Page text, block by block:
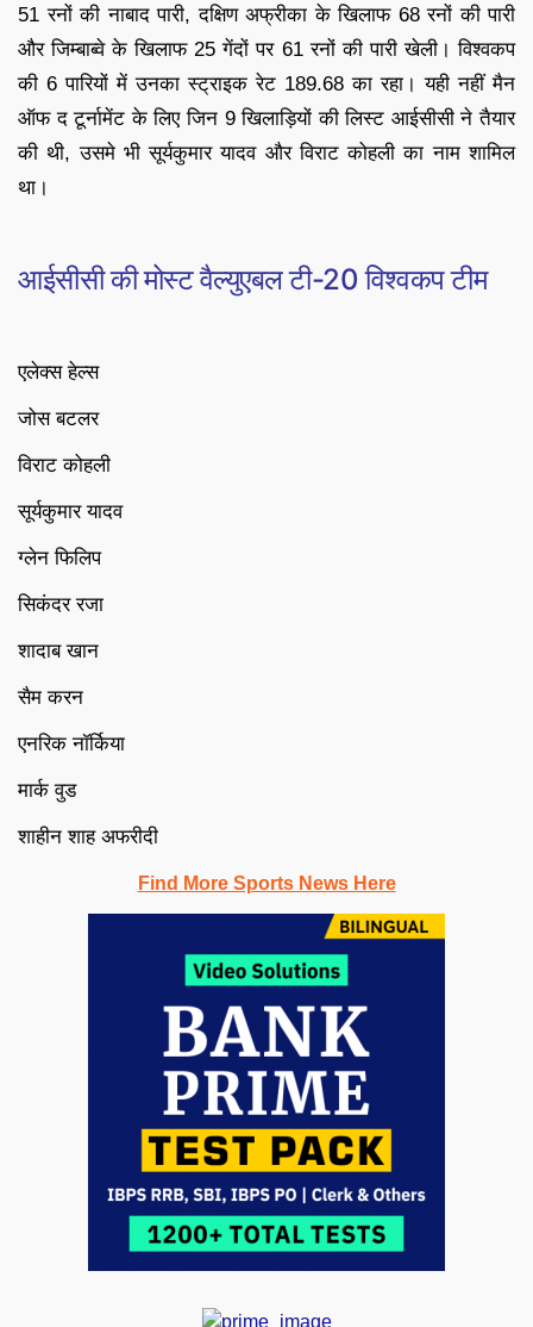
51 रनों की नाबाद पारी, दक्षिण अफ्रीका के खिलाफ 68 रनों की पारी
और जिम्बाब्वे के खिलाफ 25 गेंदों पर 61 रनों की पारी खेली। विश्वकप
की 6 पारियों में उनका स्ट्राइक रेट 189.68 का रहा। यही नहीं मैन
ऑफ द टूर्नामेंट के लिए जिन 9 खिलाड़ियों की लिस्ट आईसीसी ने तैयार
की थी, उसमे भी सूर्यकुमार यादव और विराट कोहली का नाम शामिल
था।
आईसीसी की मोस्ट वैल्युएबल टी-20 विश्वकप टीम
एलेक्स हेल्स
जोस बटलर
विराट कोहली
सूर्यकुमार यादव
ग्लेन फिलिप
सिकंदर रजा
शादाब खान
सैम करन
एनरिक नॉर्किया
मार्क वुड
शाहीन शाह अफरीदी
Find More Sports News Here